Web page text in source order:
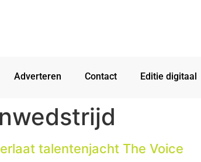
Adverteren Contact Editie digitaal
talentenjacht The Voice